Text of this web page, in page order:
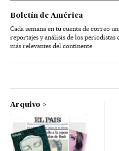
Boletín de América
Cada semana en tu cuenta de correo
reportajes y análisis de los periodistas
más relevantes del continente.
Arquivo